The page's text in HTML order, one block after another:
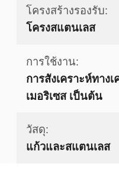
โครงสร้างรองรับ:
โครงสแตนเลส
การใช้งาน:
การสังเคราะห์ทาง
เมอริเซส เป็นต้น
วัสดุ:
แก้วและสแตนเลส